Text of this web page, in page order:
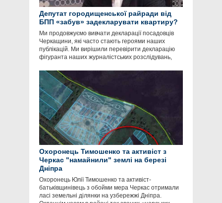
Депутат городищенської райради від
БПП «забув» задекларувати квартиру?
Ми продовжуємо вивчати декларації посадовців
Черкащини, які часто стають героями наших
публікацій. Ми вирішили перевірити декларацію
фігуранта наших журналістських розслідувань,
Охоронець Тимошенко та активіст з
Черкас "намайнили" землі на березі
Дніпра
Охоронець Юлії Тимошенко та активіст-
батьківщинівець з обойми мера Черкас отримали
ласі земельні ділянки на узбережжі Дніпра.